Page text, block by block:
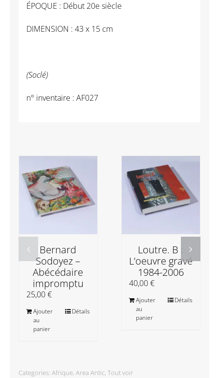
ÉPOQUE : Début 20e siècle
DIMENSION : 43 x 15 cm
(Soclé)
n° inventaire : AF027
Bernard
Sodoyez –
Abécédaire
impromptu
25,00€
Ajouter
au
panier
Détails
Loutre. B :
L’oeuvre gravé
1984-2006
40,00€
Ajouter
au
panier
Détails
Categories: Afrique, Area Antic, Tout voir